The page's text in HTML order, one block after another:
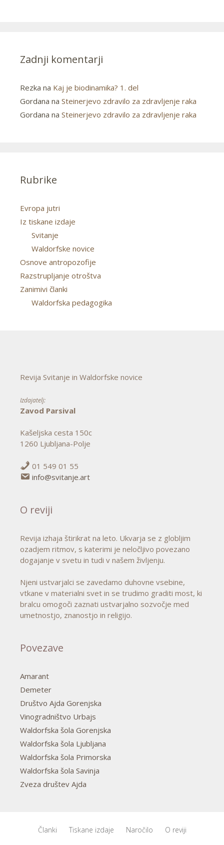
Zadnji komentarji
Rezka na Kaj je biodinamika? 1. del
Gordana na Steinerjevo zdravilo za zdravljenje raka
Gordana na Steinerjevo zdravilo za zdravljenje raka
Rubrike
Evropa jutri
Iz tiskane izdaje
Svitanje
Waldorfske novice
Osnove antropozofije
Razstrupljanje otroštva
Zanimivi članki
Waldorfska pedagogika
Revija Svitanje in Waldorfske novice
Izdajatelj:
Zavod Parsival
Kašeljska cesta 150c
1260 Ljubljana-Polje
01 549 01 55
info@svitanje.art
O reviji
Revija izhaja štirikrat na leto. Ukvarja se z globljim
ozadjem ritmov, s katerimi je neločljivo povezano
dogajanje v svetu in tudi v našem življenju.
Njeni ustvarjalci se zavedamo duhovne vsebine,
vtkane v materialni svet in se trudimo graditi most, ki
bralcu omogoči zaznati ustvarjalno sozvočje med
umetnostjo, znanostjo in religijo.
Povezave
Amarant
Demeter
Društvo Ajda Gorenjska
Vinogradništvo Urbajs
Waldorfska šola Gorenjska
Waldorfska šola Ljubljana
Waldorfska šola Primorska
Waldorfska šola Savinja
Zveza društev Ajda
Članki Tiskane izdaje Naročilo O reviji